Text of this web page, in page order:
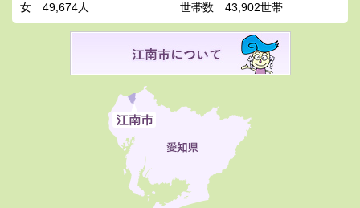
女
49,674人
世帯数
43,902世帯